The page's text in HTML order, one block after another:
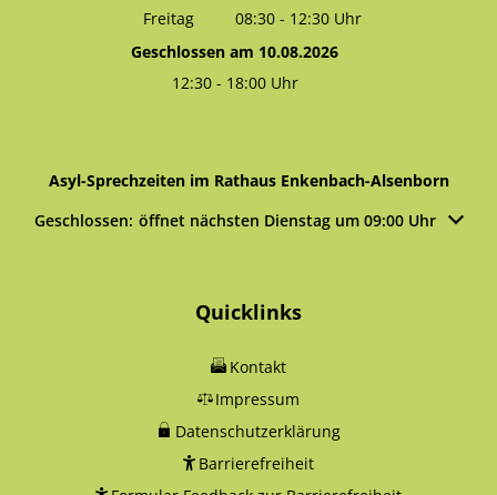
Von 14:00 bis 16:00 Uhr
Freitag 08:30 - 12:30 Uhr
Von 08:30 bis 12:30 Uhr
Geschlossen am 10.08.2026
12:30- 18:00Uhr
Asyl-Sprechzeiten im Rathaus Enkenbach-Alsenborn
Klicken, um weitere Öffnungs- oder Schließzeiten
Geschlossen: öffnet nächsten Dienstag um 09:00 Uhr
Quicklinks
Kontakt
Impressum
Datenschutzerklärung
Barrierefreiheit